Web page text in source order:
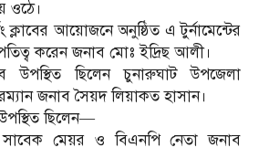
ওঠে।
ক্লাবের আয়োজনে অনুষ্ঠিত এ টুর্নামেন্টের
করেন জনাব মোঃ ইদ্রিছ আলী।
উপস্থিত ছিলেন চুনারুঘাট উপজেলা
জনাব সৈয়দ লিয়াকত হাসান।
ছিলেন—
মেয়র ও বিএনপি নেতা জনাব